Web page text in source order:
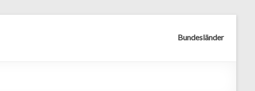
Bundesländer